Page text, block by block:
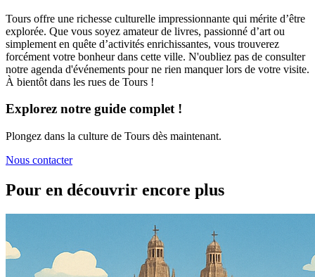
Tours offre une richesse culturelle impressionnante qui mérite d’être
explorée. Que vous soyez amateur de livres, passionné d’art ou
simplement en quête d’activités enrichissantes, vous trouverez
forcément votre bonheur dans cette ville. N'oubliez pas de consulter
notre agenda d'événements pour ne rien manquer lors de votre visite.
À bientôt dans les rues de Tours !
Explorez notre guide complet !
Plongez dans la culture de Tours dès maintenant.
Nous contacter
Pour en découvrir encore plus